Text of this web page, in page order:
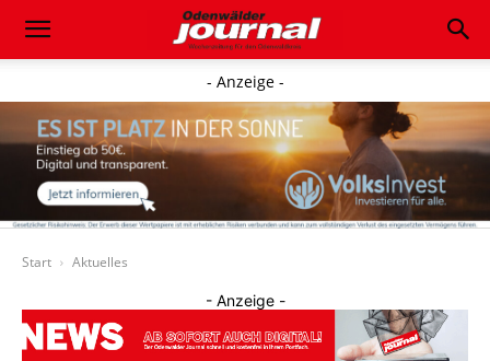
- Anzeige -
Start Aktuelles
- Anzeige -